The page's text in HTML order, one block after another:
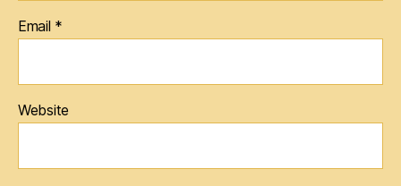
Email *
Website